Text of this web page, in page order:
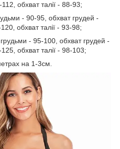
обхват талії - 88-93;
- 90-95, обхват грудей -
обхват талії - 93-98;
- 95-100, обхват грудей -
обхват талії - 98-103;
на 1-3см.